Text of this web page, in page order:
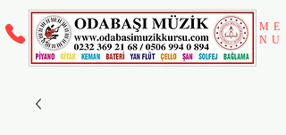
ME
NU